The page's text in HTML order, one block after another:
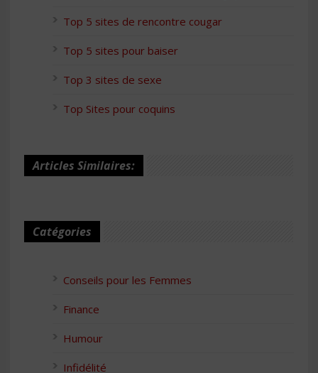
Top 5 sites de rencontre cougar
Top 5 sites pour baiser
Top 3 sites de sexe
Top Sites pour coquins
Articles Similaires:
Catégories
Conseils pour les Femmes
Finance
Humour
Infidélité